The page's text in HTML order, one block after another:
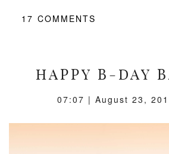
17 COMMENTS
HAPPY B-DAY
07:07 | August 23,